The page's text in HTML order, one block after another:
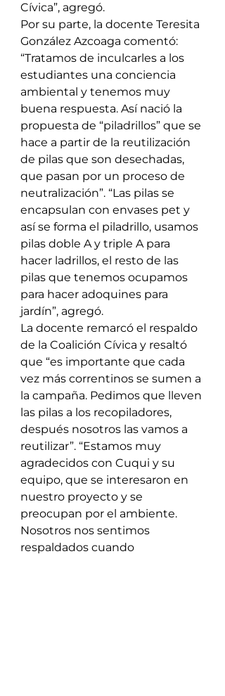
Cívica”, agregó.
Por su parte, la docente Teresita
González Azcoaga comentó:
“Tratamos de inculcarles a los
estudiantes una conciencia
ambiental y tenemos muy
buena respuesta. Así nació la
propuesta de “piladrillos” que se
hace a partir de la reutilización
de pilas que son desechadas,
que pasan por un proceso de
neutralización”. “Las pilas se
encapsulan con envases pet y
así se forma el piladrillo, usamos
pilas doble A y triple A para
hacer ladrillos, el resto de las
pilas que tenemos ocupamos
para hacer adoquines para
jardín”, agregó.
La docente remarcó el respaldo
de la Coalición Cívica y resaltó
que “es importante que cada
vez más correntinos se sumen a
la campaña. Pedimos que lleven
las pilas a los recopiladores,
después nosotros las vamos a
reutilizar”. “Estamos muy
agradecidos con Cuqui y su
equipo, que se interesaron en
nuestro proyecto y se
preocupan por el ambiente.
Nosotros nos sentimos
respaldados cuando